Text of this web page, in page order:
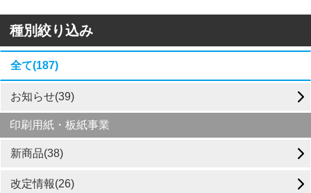
種別絞り込み
全て(187)
お知らせ(39)
印刷用紙・板紙事業
新商品(38)
改定情報(26)